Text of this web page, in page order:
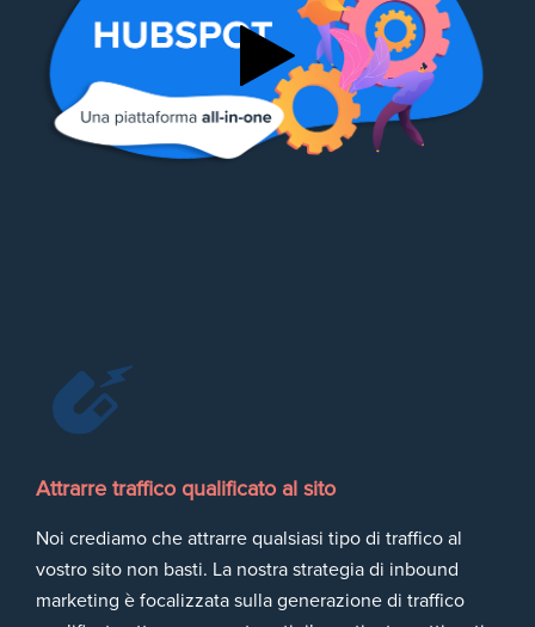
Attrarre traffico qualificato al sito
Noi crediamo che attrarre qualsiasi tipo di traffico al
vostro sito non basti. La nostra strategia di inbound
marketing è focalizzata sulla generazione di traffico